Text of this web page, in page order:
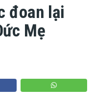
đoan lại
Mẹ